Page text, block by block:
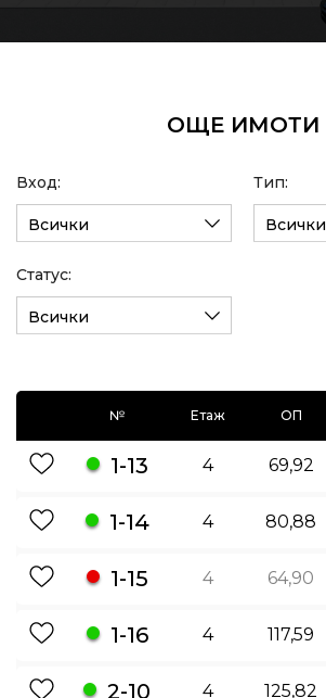
ОЩЕ ИМОТИ
Вход:
Всички
Тип:
Всички
Статус:
Всички
№ Етаж ОП
1-13 4 69,92
1-14 4 80,88
1-15 4 64,90
1-16 4 117,59
2-10 4 125,82